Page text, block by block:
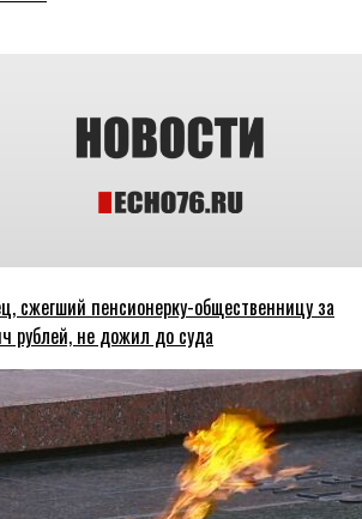
сжегший пенсионерку-общественницу за
рублей, не дожил до суда